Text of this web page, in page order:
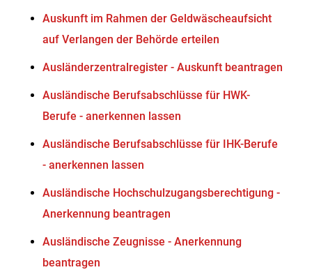
Auskunft im Rahmen der Geldwäscheaufsicht
auf Verlangen der Behörde erteilen
Ausländerzentralregister - Auskunft beantragen
Ausländische Berufsabschlüsse für HWK-
Berufe - anerkennen lassen
Ausländische Berufsabschlüsse für IHK-Berufe
- anerkennen lassen
Ausländische Hochschulzugangsberechtigung -
Anerkennung beantragen
Ausländische Zeugnisse - Anerkennung
beantragen